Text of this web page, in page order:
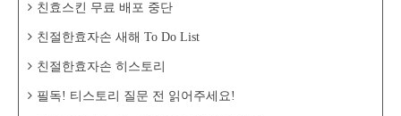
친효스킨 무료 배포 중단
친절한효자손 새해 To Do List
친절한효자손 히스토리
필독! 티스토리 질문 전 읽어주세요!